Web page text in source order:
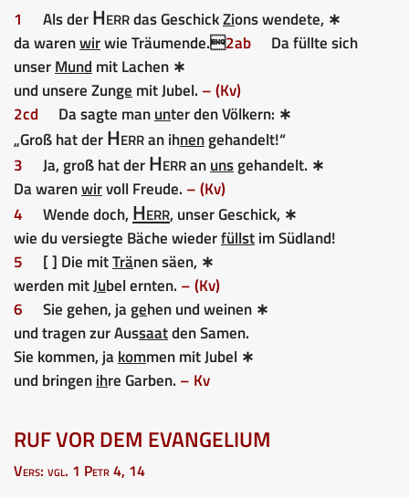
1 Als derHerrdas GeschickZions wendete, ∗
da warenwirwie Träumende.2ab
Da füllte sich
unserMund mit Lachen ∗
und unsere Zunge mit Jubel. – (Kv)
2cd
Da sagte manunter den Völkern: ∗
„Groß hat derHerran ihnengehandelt!“
3
Ja, groß hat derHerranunsgehandelt. ∗
Da warenwirvoll Freude. – (Kv)
4
Wende doch, Herr, unser Geschick, ∗
wie du versiegte Bäche wiederfüllstim Südland!
5
[ ] Die mitTränen säen, ∗
werden mitJubel ernten. – (Kv)
6
Sie gehen, jagehen und weinen ∗
und tragen zur Aussaatden Samen.
Sie kommen, jakommen mit Jubel ∗
und bringenihre Garben. – Kv
RUF VOR DEM EVANGELIUM
Vers: vgl. 1 Petr 4, 14